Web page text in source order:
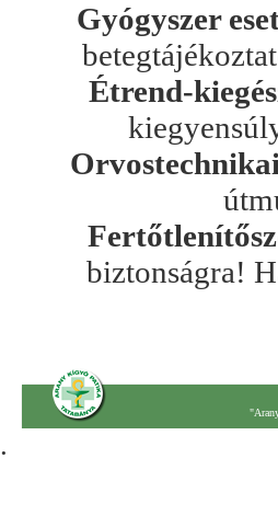
Gyógyszer
Étrend-
biztonságra!
.